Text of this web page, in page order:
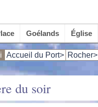
Goélands Église
Accueil du Port> Rocher>
du soir